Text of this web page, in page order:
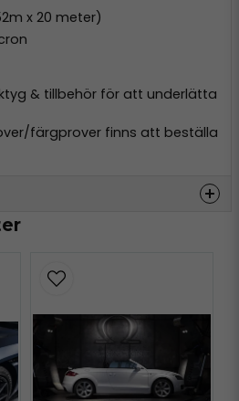
x 20 meter)
& tillbehör för att underlätta
färgprover finns att beställa
nl-de.pdf Hämta
Hämta